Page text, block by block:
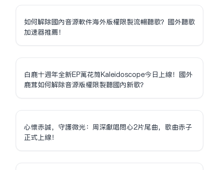
如何解除國內音源軟件海外版權限制流暢聽歌？國外聽歌
加速器推薦！
白鹿十週年全新EP萬花筒Kaleidoscope今日上線！國外
鹿茸如何解除音源版權限制聽國內新歌？
心懷赤誠，守護微光：周深獻唱問心2片尾曲，歌曲赤子
正式上線！